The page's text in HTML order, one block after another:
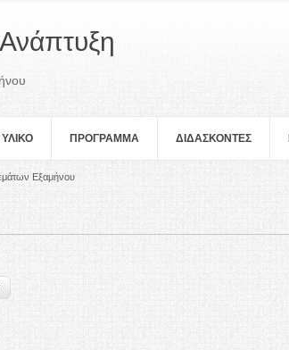
ΠΡOΓΡΑΜΜΑ ΔΙΔΑΣΚΟΝΤΕΣ
Εξαμήνου